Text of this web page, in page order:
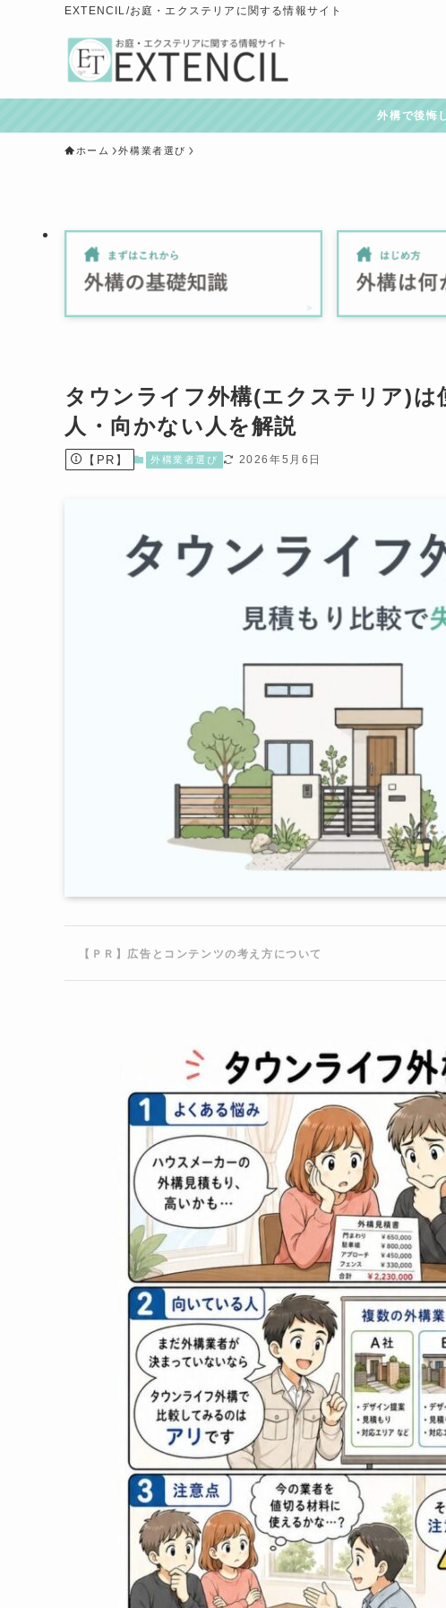
EXTENCIL/お庭・エクステリアに関する情報サイト
外構で後悔
ホーム 外構業者選び
タウンライフ外構(エクステリア)
人・向かない人を解説
【PR】 外構業者選び 2026年5月6日
【ＰＲ】広告とコンテンツの考え方について